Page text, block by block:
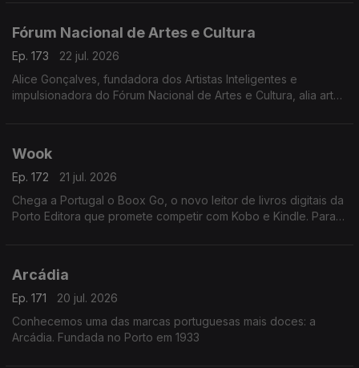
Fórum Nacional de Artes e Cultura
Ep. 173
22 jul. 2026
Alice Gonçalves, fundadora dos Artistas Inteligentes e
impulsionadora do Fórum Nacional de Artes e Cultura, alia arte,
Wook
Ep. 172
21 jul. 2026
Chega a Portugal o Boox Go, o novo leitor de livros digitais da
Porto Editora que promete competir com Kobo e Kindle. Para
Arcádia
Ep. 171
20 jul. 2026
Conhecemos uma das marcas portuguesas mais doces: a
Arcádia. Fundada no Porto em 1933